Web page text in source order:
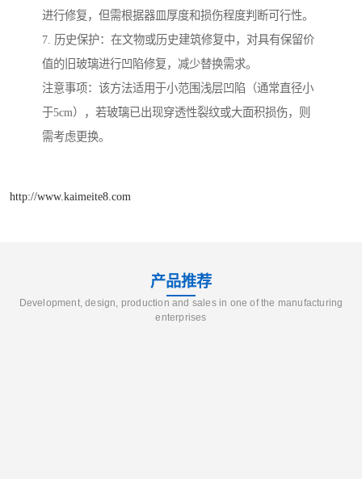
进行修复，但需根据器皿厚度和损伤程度判断可行性。
7. 历史保护：在文物或历史建筑修复中，对具有保留价
值的旧玻璃进行凹陷修复，减少替换需求。
注意事项：该方法适用于小范围浅层凹陷（通常直径小
于5cm），若玻璃已出现穿透性裂纹或大面积损伤，则
需考虑更换。
http://www.kaimeite8.com
产品推荐
Development, design, production and sales in one of the manufacturing
enterprises